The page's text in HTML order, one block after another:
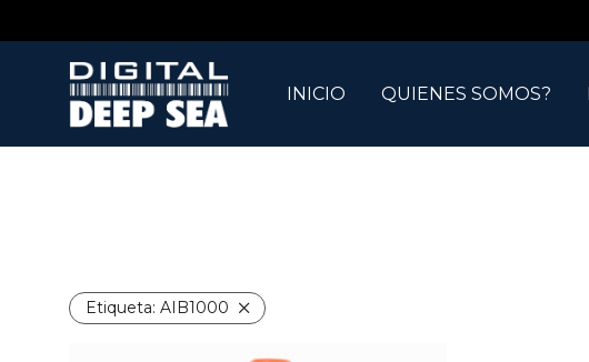
INICIO QUIENES SOMOS?
Etiqueta: AIB1000